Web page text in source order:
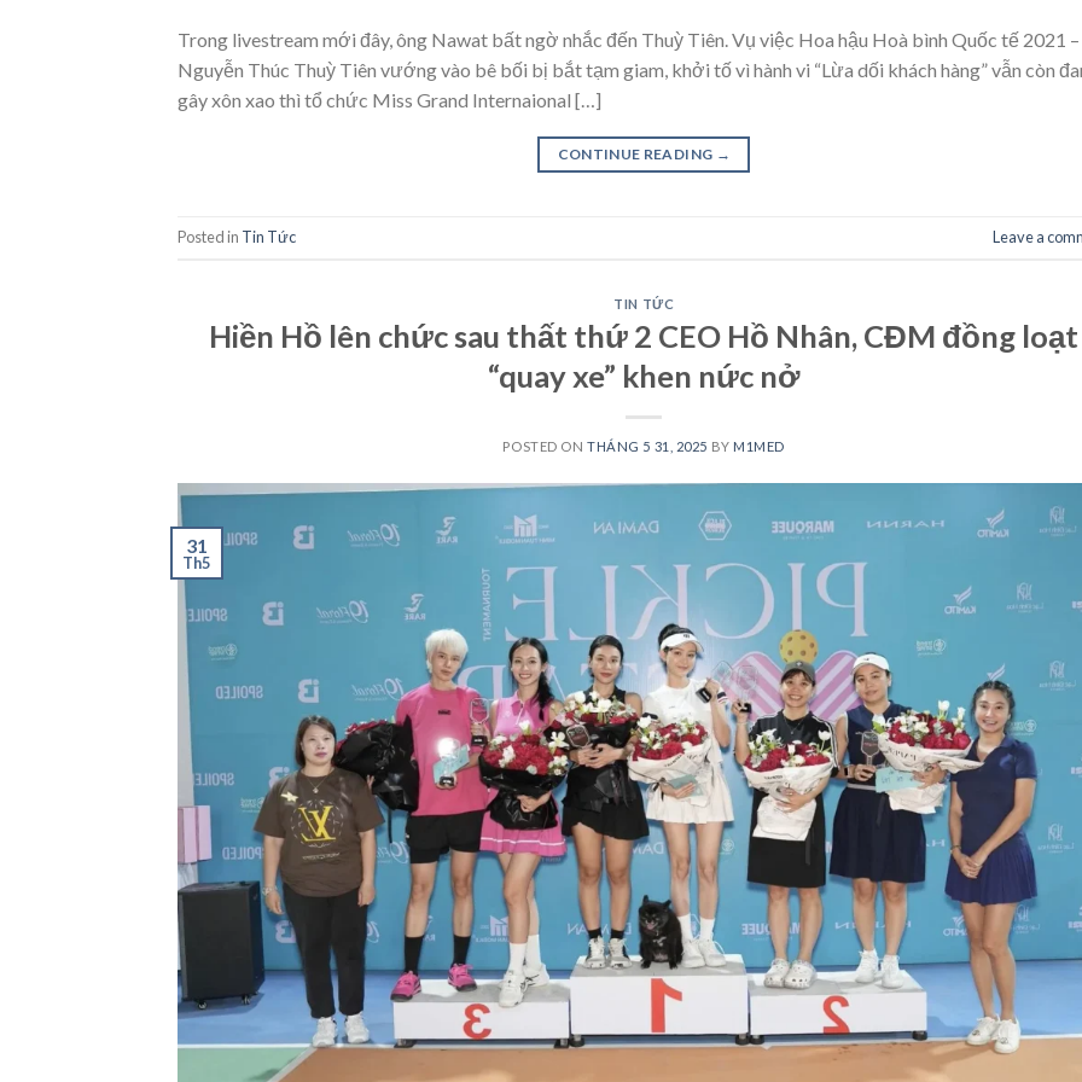
Trong livestream mới đây, ông Nawat bất ngờ nhắc đến Thuỳ Tiên. Vụ việc Hoa hậu Hoà bình Quốc tế 2021 –
Nguyễn Thúc Thuỳ Tiên vướng vào bê bối bị bắt tạm giam, khởi tố vì hành vi “Lừa dối khách hàng” vẫn còn
gây xôn xao thì tổ chức Miss Grand Internaional […]
CONTINUE READING →
Posted in Tin Tức Leave a
TIN TỨC
Hiền Hồ lên chức sau thất thứ 2 CEO Hồ Nhân, CĐM đồng loạt
“quay xe” khen nức nở
POSTED ONTHÁNG 5 31, 2025 BY M1MED
31
Th5